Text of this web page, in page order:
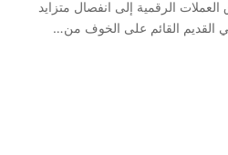
الرقمية إلى انفصال متزايد
القديم القائم على الخوف من…